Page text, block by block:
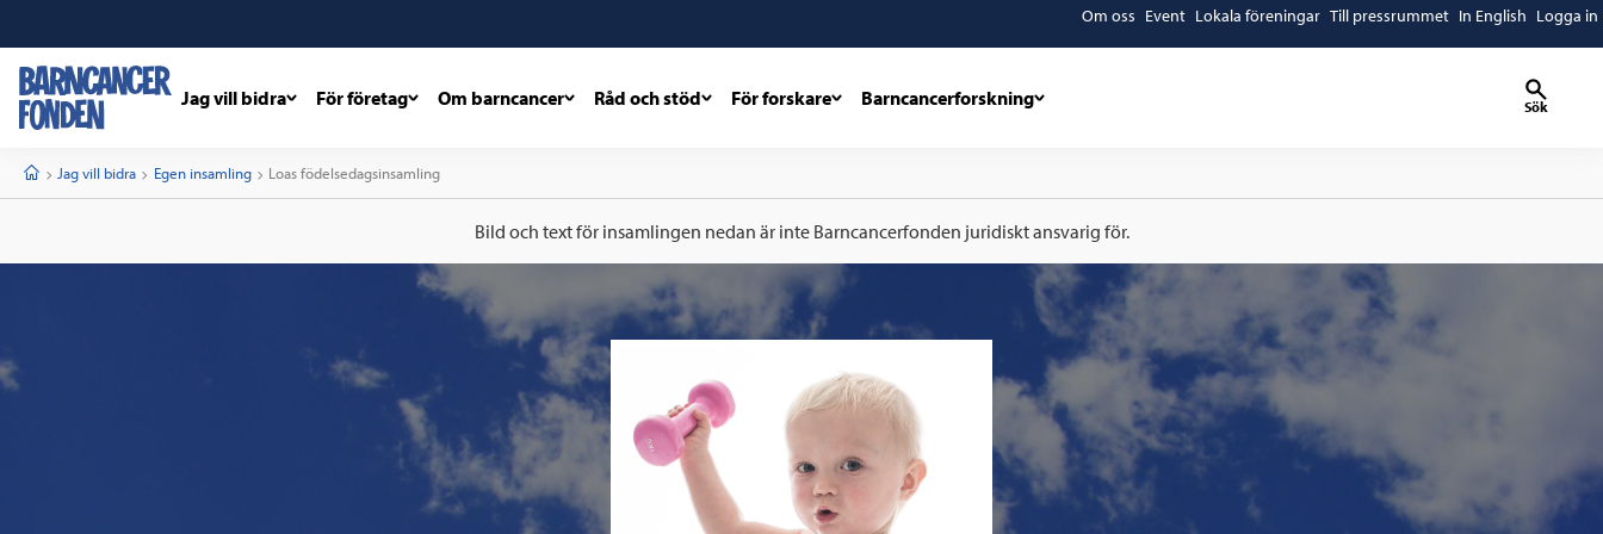
Om oss Event Lokala föreningar Till pressrummet In English Logga in
Jag vill bidra För företag Om barncancer Råd och stöd För forskare Barncancerforskning Sök
StartJag vill bidra Egen insamling Current:
Loas födelsedagsinsamling
Bild och text för insamlingen nedan är inte Barncancerfonden juridiskt ansvarig för.